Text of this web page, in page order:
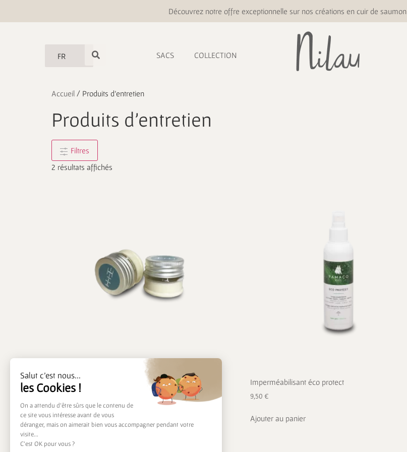
Découvrez notre offre exceptionnelle sur nos créations en cuir de saumon
FR SACS COLLECTION
Accueil / Produits d'entretien
Produits d'entretien
Filtres
2 résultats affichés
Crème pour cuir
Ajouter au panier
Imperméabilisant éco protect
9,50 €
Ajouter au panier
Salut c'est nous...
les Cookies !
On a attendu d'être sûrs que le contenu de
ce site vous intéresse avant de vous
déranger, mais on aimerait bien vous accompagner pendant votre
visite...
C'est OK pour vous ?